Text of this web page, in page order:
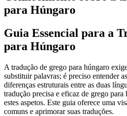
para Húngaro
Guia Essencial para a
para Húngaro
A tradução de grego para húngaro
substituir palavras; é preciso entender
diferenças estruturais entre as duas
tradução precisa e eficaz de grego
estes aspetos. Este guia oferece uma
comuns e aprimorar suas traduções.